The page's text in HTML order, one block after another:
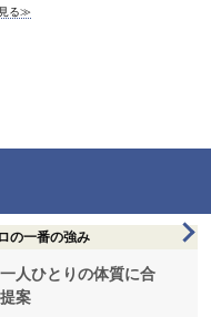
る≫
の一番の強み
人ひとりの体質に合
案